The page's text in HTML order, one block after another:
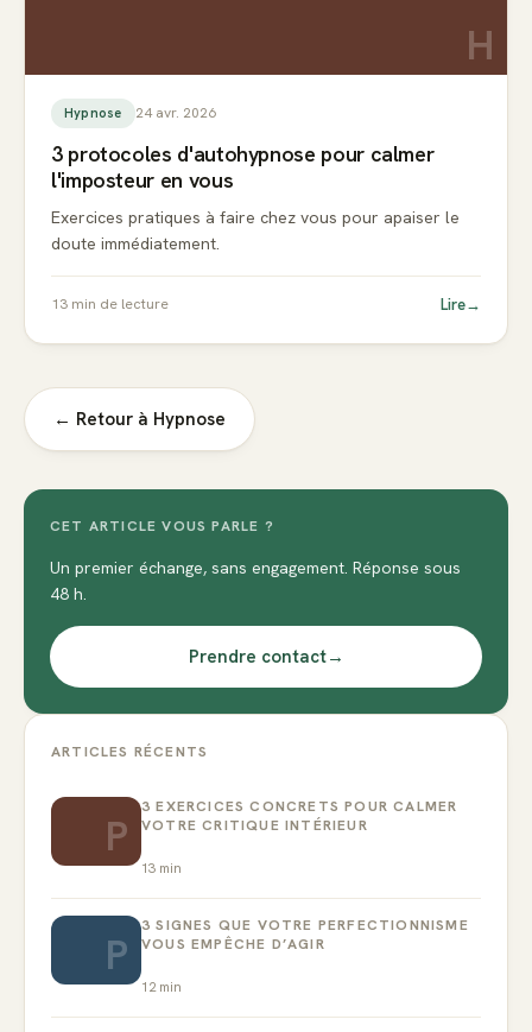
H
Hypnose 24 avr. 2026
3 protocoles d'autohypnose pour calmer
l'imposteur en vous
Exercices pratiques à faire chez vous pour apaiser le
doute immédiatement.
13 min de lecture Lire→
← Retour à Hypnose
CET ARTICLE VOUS PARLE ?
Un premier échange, sans engagement. Réponse sous
48 h.
Prendre contact→
ARTICLES RÉCENTS
P
3 EXERCICES CONCRETS POUR CALMER
VOTRE CRITIQUE INTÉRIEUR
13 min
P
3 SIGNES QUE VOTRE PERFECTIONNISME
VOUS EMPÊCHE D’AGIR
12 min